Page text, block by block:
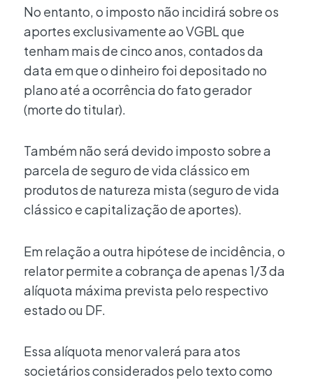
No entanto, o imposto não incidirá sobre os
aportes exclusivamente ao VGBL que
tenham mais de cinco anos, contados da
data em que o dinheiro foi depositado no
plano até a ocorrência do fato gerador
(morte do titular).
Também não será devido imposto sobre a
parcela de seguro de vida clássico em
produtos de natureza mista (seguro de vida
clássico e capitalização de aportes).
Em relação a outra hipótese de incidência, o
relator permite a cobrança de apenas 1/3 da
alíquota máxima prevista pelo respectivo
estado ou DF.
Essa alíquota menor valerá para atos
societários considerados pelo texto como